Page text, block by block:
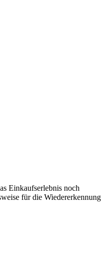
Einkaufserlebnis noch
für die Wiedererkennung